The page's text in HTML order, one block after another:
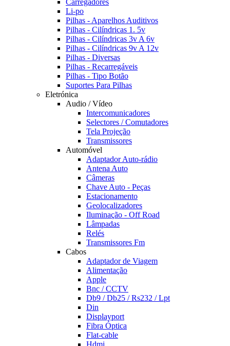
Carregadores
Li-po
Pilhas - Aparelhos Auditivos
Pilhas - Cilíndricas 1. 5v
Pilhas - Cilíndricas 3v A 6v
Pilhas - Cilíndricas 9v A 12v
Pilhas - Diversas
Pilhas - Recarregáveis
Pilhas - Tipo Botão
Suportes Para Pilhas
Eletrónica
Audio / Vídeo
Intercomunicadores
Selectores / Comutadores
Tela Projeção
Transmissores
Automóvel
Adaptador Auto-rádio
Antena Auto
Câmeras
Chave Auto - Peças
Estacionamento
Geolocalizadores
Iluminação - Off Road
Lâmpadas
Relés
Transmissores Fm
Cabos
Adaptador de Viagem
Alimentação
Apple
Bnc / CCTV
Db9 / Db25 / Rs232 / Lpt
Din
Displayport
Fibra Óptica
Flat-cable
Hdmi